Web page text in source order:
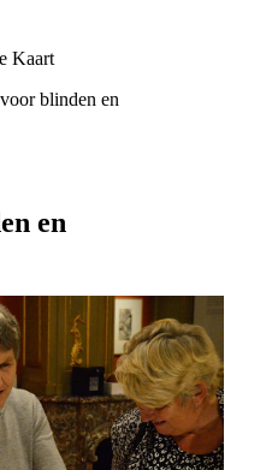
Kaart
blinden en
en